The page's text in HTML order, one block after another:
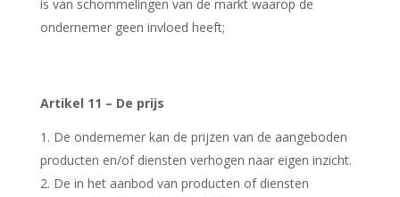
is van schommelingen van de markt waarop de
ondernemer geen invloed heeft;
Artikel 11 – De prijs
De ondernemer kan de prijzen van de aangeboden
producten en/of diensten verhogen naar eigen inzicht.
De in het aanbod van producten of diensten